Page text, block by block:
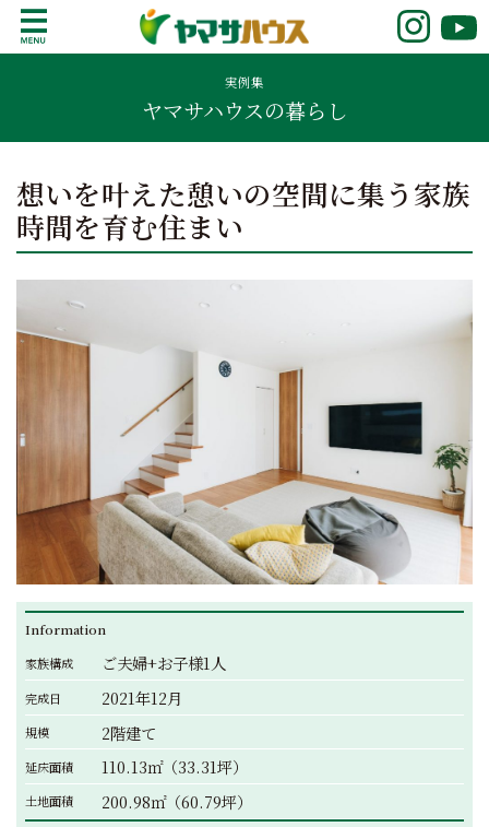
o
鹿児島で注文住宅ならヤマサハウス
新築の注文住宅や建売モデルハウスをお探し
の方はこちら。鹿児島県内で11年連続ナンバ
ーワンの実績を誇る、絆の家でおなじみの
ヤマサハウス。展示場情報や家づくりのこだ
実例集
ヤマサハウスの暮らし
想いを叶えた憩いの空間に集う家族
時間を育む住まい
Information
家族構成
ご夫婦+お子様1人
完成日 2021年12月
規模 2階建て
延床面積 110.13㎡（33.31坪）
土地面積 200.98㎡（60.79坪）